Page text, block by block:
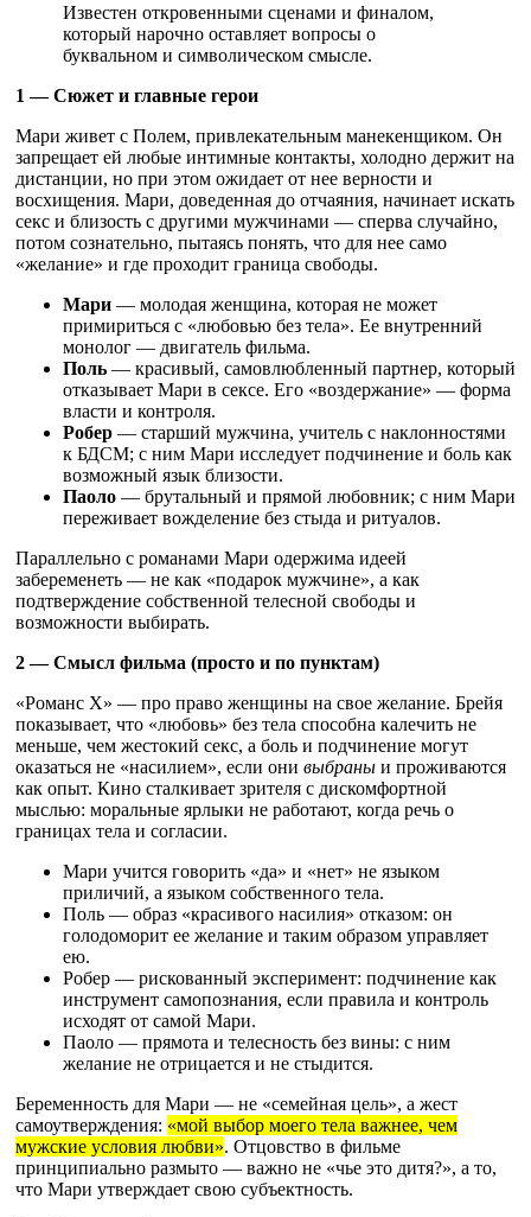
Известен откровенными сценами и финалом,
который нарочно оставляет вопросы о
буквальном и символическом смысле.
1 — Сюжет и главные герои
Мари живет с Полем, привлекательным манекенщиком. Он
запрещает ей любые интимные контакты, холодно держит на
дистанции, но при этом ожидает от нее верности и
восхищения. Мари, доведенная до отчаяния, начинает искать
секс и близость с другими мужчинами — сперва случайно,
потом сознательно, пытаясь понять, что для нее само
«желание» и где проходит граница свободы.
Мари — молодая женщина, которая не может
примириться с «любовью без тела». Ее внутренний
монолог — двигатель фильма.
Поль — красивый, самовлюбленный партнер, который
отказывает Мари в сексе. Его «воздержание» — форма
власти и контроля.
Робер — старший мужчина, учитель с наклонностями
к БДСМ; с ним Мари исследует подчинение и боль как
возможный язык близости.
Паоло — брутальный и прямой любовник; с ним Мари
переживает вожделение без стыда и ритуалов.
Параллельно с романами Мари одержима идеей
забеременеть — не как «подарок мужчине», а как
подтверждение собственной телесной свободы и
возможности выбирать.
2 — Смысл фильма (просто и по пунктам)
«Романс Х» — про право женщины на свое желание. Брейя
показывает, что «любовь» без тела способна калечить не
меньше, чем жестокий секс, а боль и подчинение могут
оказаться не «насилием», если они выбраны и проживаются
как опыт. Кино сталкивает зрителя с дискомфортной
мыслью: моральные ярлыки не работают, когда речь о
границах тела и согласии.
Мари учится говорить «да» и «нет» не языком
приличий, а языком собственного тела.
Поль — образ «красивого насилия» отказом: он
голодоморит ее желание и таким образом управляет
ею.
Робер — рискованный эксперимент: подчинение как
инструмент самопознания, если правила и контроль
исходят от самой Мари.
Паоло — прямота и телесность без вины: с ним
желание не отрицается и не стыдится.
Беременность для Мари — не «семейная цель», а жест
самоутверждения: «мой выбор моего тела важнее, чем
мужские условия любви». Отцовство в фильме
принципиально размыто — важно не «чье это дитя?», а то,
что Мари утверждает свою субъектность.